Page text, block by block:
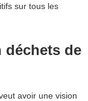
sur tous les
déchets de
avoir une vision